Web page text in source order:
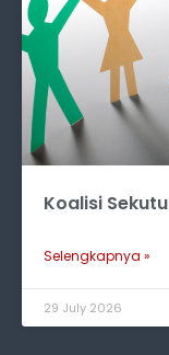
Koalisi Sekutu
Selengkapnya »
29 July 2026